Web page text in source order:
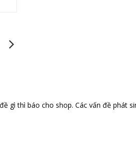
gì thì báo cho shop. Các vấn đề phát